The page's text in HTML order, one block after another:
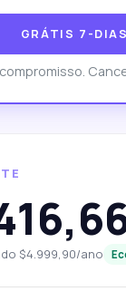
GRÁTIS 7-
$4.999,90/ano